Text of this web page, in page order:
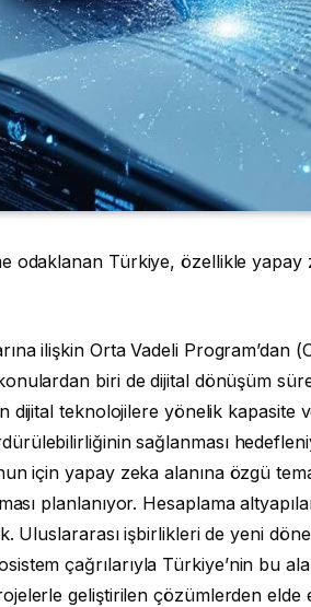
odaklanan Türkiye, özellikle yapay
ilişkin Orta Vadeli Program’dan
biri de dijital dönüşüm
dijital teknolojilere yönelik kapasite
sağlanması
için yapay zeka alanına özgü
planlanıyor. Hesaplama
Uluslararası işbirlikleri de yeni
çağrılarıyla Türkiye’nin bu
geliştirilen çözümlerden elde